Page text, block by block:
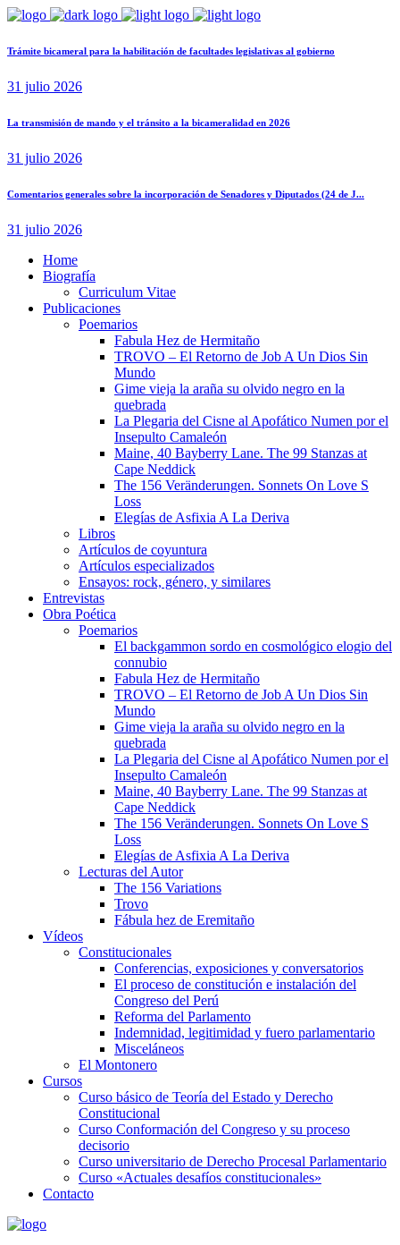
Trámite bicameral para la habilitación de facultades legislativas al gobierno
31 julio 2026
La transmisión de mando y el tránsito a la bicameralidad en 2026
31 julio 2026
Comentarios generales sobre la incorporación de Senadores y Diputados (24 de J...
31 julio 2026
Home
Biografía
Curriculum Vitae​
Publicaciones
Poemarios
Fabula Hez de Hermitaño
TROVO – El Retorno de Job A Un Dios Sin
Mundo
Gime vieja la araña su olvido negro en la
quebrada
La Plegaria del Cisne al Apofático Numen por el
Insepulto Camaleón
Maine, 40 Bayberry Lane. The 99 Stanzas at
Cape Neddick
The 156 Veränderungen. Sonnets On Love S
Loss
Elegías de Asfixia A La Deriva
Libros
Artículos de coyuntura
Artículos especializados
Ensayos: rock, género, y similares
Entrevistas
Obra Poética
Poemarios
El backgammon sordo en cosmológico elogio del
connubio
Fabula Hez de Hermitaño
TROVO – El Retorno de Job A Un Dios Sin
Mundo
Gime vieja la araña su olvido negro en la
quebrada
La Plegaria del Cisne al Apofático Numen por el
Insepulto Camaleón
Maine, 40 Bayberry Lane. The 99 Stanzas at
Cape Neddick
The 156 Veränderungen. Sonnets On Love S
Loss
Elegías de Asfixia A La Deriva
Lecturas del Autor
The 156 Variations
Trovo
Fábula hez de Eremitaño
Vídeos
Constitucionales
Conferencias, exposiciones y conversatorios
El proceso de constitución e instalación del
Congreso del Perú
Reforma del Parlamento
Indemnidad, legitimidad y fuero parlamentario
Misceláneos
El Montonero
Cursos
Curso básico de Teoría del Estado y Derecho
Constitucional
Curso Conformación del Congreso y su proceso
decisorio
Curso universitario de Derecho Procesal Parlamentario
Curso «Actuales desafíos constitucionales»
Contacto